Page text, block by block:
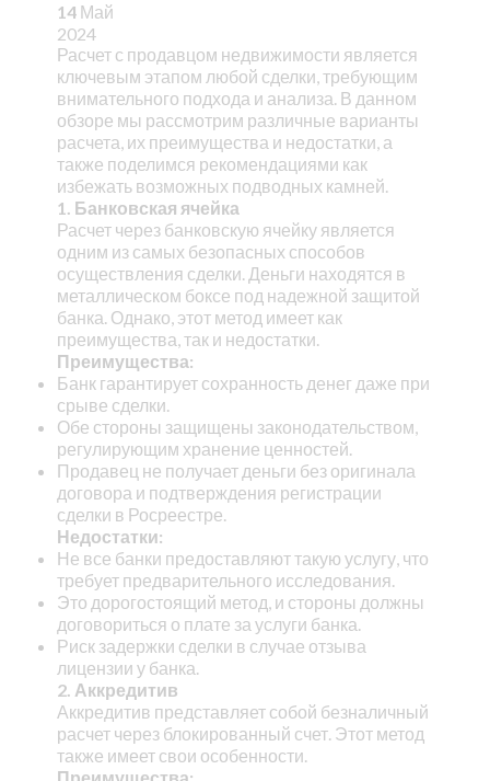
14 Май
2024
Расчет с продавцом недвижимости является
ключевым этапом любой сделки, требующим
внимательного подхода и анализа. В данном
обзоре мы рассмотрим различные варианты
расчета, их преимущества и недостатки, а
также поделимся рекомендациями как
избежать возможных подводных камней.
1. Банковская ячейка
Расчет через банковскую ячейку является
одним из самых безопасных способов
осуществления сделки. Деньги находятся в
металлическом боксе под надежной защитой
банка. Однако, этот метод имеет как
преимущества, так и недостатки.
Преимущества:
Банк гарантирует сохранность денег даже при
срыве сделки.
Обе стороны защищены законодательством,
регулирующим хранение ценностей.
Продавец не получает деньги без оригинала
договора и подтверждения регистрации
сделки в Росреестре.
Недостатки:
Не все банки предоставляют такую услугу, что
требует предварительного исследования.
Это дорогостоящий метод, и стороны должны
договориться о плате за услуги банка.
Риск задержки сделки в случае отзыва
лицензии у банка.
2. Аккредитив
Аккредитив представляет собой безналичный
расчет через блокированный счет. Этот метод
также имеет свои особенности.